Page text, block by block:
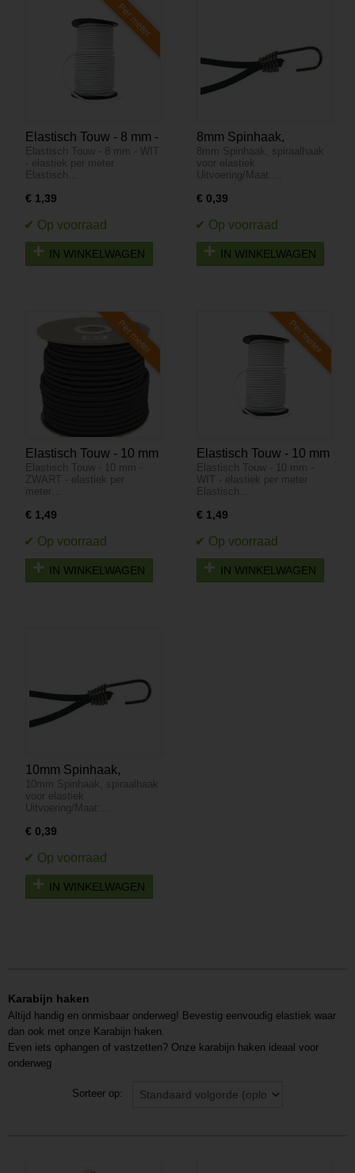
Per meter
Elastisch Touw - 8 mm -
WIT - elastiek per meter
Elastisch Touw - 8 mm - WIT
- elastiek per meter
Elastisch…
€ 1,39
IN WINKELWAGEN
8mm Spinhaak,
spiraalhaak voor
elastiek
8mm Spinhaak, spiraalhaak
voor elastiek
Uitvoering/Maat:…
€ 0,39
IN WINKELWAGEN
Per meter
Elastisch Touw - 10 mm
- ZWART - elastiek per
meter
Elastisch Touw - 10 mm -
ZWART - elastiek per
meter…
€ 1,49
IN WINKELWAGEN
Per meter
Elastisch Touw - 10 mm
- WIT - elastiek per
meter
Elastisch Touw - 10 mm -
WIT - elastiek per meter
Elastisch…
€ 1,49
IN WINKELWAGEN
10mm Spinhaak,
spiraalhaak voor
elastiek
10mm Spinhaak, spiraalhaak
voor elastiek
Uitvoering/Maat:…
€ 0,39
IN WINKELWAGEN
Karabijn haken
Altijd handig en onmisbaar onderweg! Bevestig eenvoudig elastiek waar
dan ook met onze Karabijn haken.
Even iets ophangen of vastzetten? Onze karabijn haken ideaal voor
onderweg
Sorteer op: